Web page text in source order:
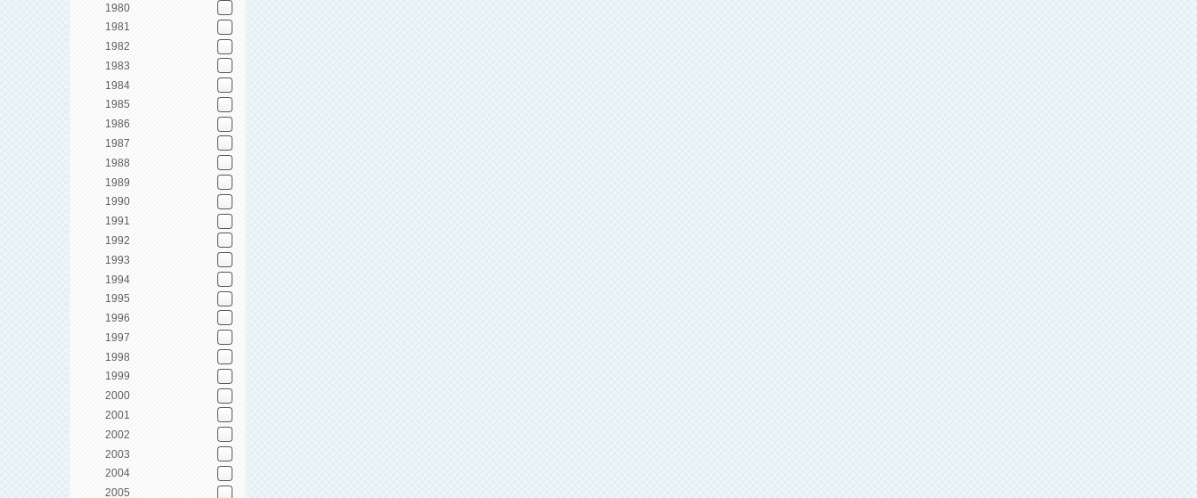
1980
1981
1982
1983
1984
1985
1986
1987
1988
1989
1990
1991
1992
1993
1994
1995
1996
1997
1998
1999
2000
2001
2002
2003
2004
2005